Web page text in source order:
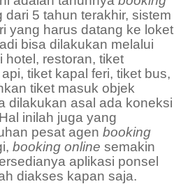
dari 5 tahun terakhir, sistem
yang harus datang ke loket
bisa dilakukan melalui
hotel, restoran, tiket
tiket kapal feri, tiket bus,
tiket masuk objek
dilakukan asal ada koneksi
inilah juga yang
pesat agen booking
booking online semakin
aplikasi ponsel
diakses kapan saja.